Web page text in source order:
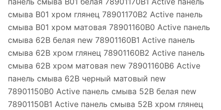
смыва В01 хром глянец 78901170B2 Active панель
смыва В01 хром матовая 78901160B0 Active панель
смыва 62B белая new 78901160B1 Active панель
смыва 62B хром глянец 78901160B2 Active панель
смыва 62B хром матовая new 78901160B6 Active
панель смыва 62B черный матовый new
78901150B0 Active панель смыва 52B белая new
78901150B1 Active панель смыва 52B хром глянец